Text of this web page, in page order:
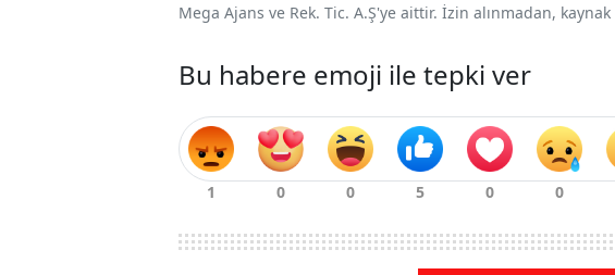
Mega Ajans ve Rek. Tic. A.Ş'ye aittir. İzin alınmadan,
Bu habere emoji ile tepki ver